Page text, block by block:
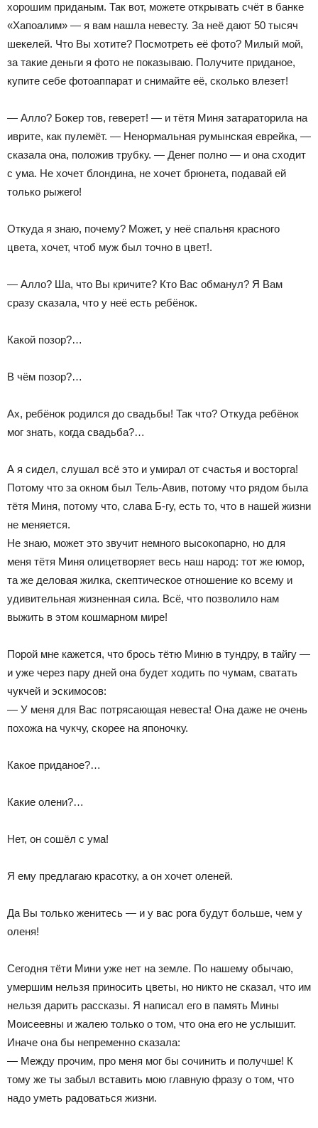
хорошим приданым. Так вот, можете открывать счёт в банке
«Хапоалим» — я вам нашла невесту. За неё дают 50 тысяч
шекелей. Что Вы хотите? Посмотреть её фото? Милый мой,
за такие деньги я фото не показываю. Получите приданое,
купите себе фотоаппарат и снимайте её, сколько влезет!
— Алло? Бокер тов, геверет! — и тётя Миня затараторила на
иврите, как пулемёт. — Ненормальная румынская еврейка, —
сказала она, положив трубку. — Денег полно — и она сходит
с ума. Не хочет блондина, не хочет брюнета, подавай ей
только рыжего!
Откуда я знаю, почему? Может, у неё спальня красного
цвета, хочет, чтоб муж был точно в цвет!.
— Алло? Ша, что Вы кричите? Кто Вас обманул? Я Вам
сразу сказала, что у неё есть ребёнок.
Какой позор?…
В чём позор?…
Ах, ребёнок родился до свадьбы! Так что? Откуда ребёнок
мог знать, когда свадьба?…
А я сидел, слушал всё это и умирал от счастья и восторга!
Потому что за окном был Тель-Авив, потому что рядом была
тётя Миня, потому что, слава Б-гу, есть то, что в нашей жизни
не меняется.
Не знаю, может это звучит немного высокопарно, но для
меня тётя Миня олицетворяет весь наш народ: тот же юмор,
та же деловая жилка, скептическое отношение ко всему и
удивительная жизненная сила. Всё, что позволило нам
выжить в этом кошмарном мире!
Порой мне кажется, что брось тётю Миню в тундру, в тайгу —
и уже через пару дней она будет ходить по чумам, сватать
чукчей и эскимосов:
— У меня для Вас потрясающая невеста! Она даже не очень
похожа на чукчу, скорее на японочку.
Какое приданое?…
Какие олени?…
Нет, он сошёл с ума!
Я ему предлагаю красотку, а он хочет оленей.
Да Вы только женитесь — и у вас рога будут больше, чем у
оленя!
Сегодня тёти Мини уже нет на земле. По нашему обычаю,
умершим нельзя приносить цветы, но никто не сказал, что им
нельзя дарить рассказы. Я написал его в память Мины
Моисеевны и жалею только о том, что она его не услышит.
Иначе она бы непременно сказала:
— Между прочим, про меня мог бы сочинить и получше! К
тому же ты забыл вставить мою главную фразу о том, что
надо уметь радоваться жизни.